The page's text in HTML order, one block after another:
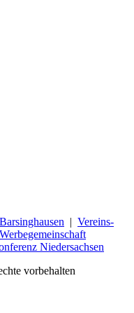
| Vereins-
Werbegemeinschaft
Niedersachsen
vorbehalten